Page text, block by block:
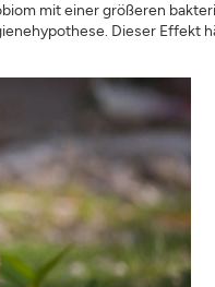
mit einer größeren
Dieser Effekt